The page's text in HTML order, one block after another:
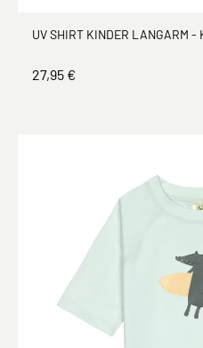
UV SHIRT KINDER LANGARM -
27,95 €